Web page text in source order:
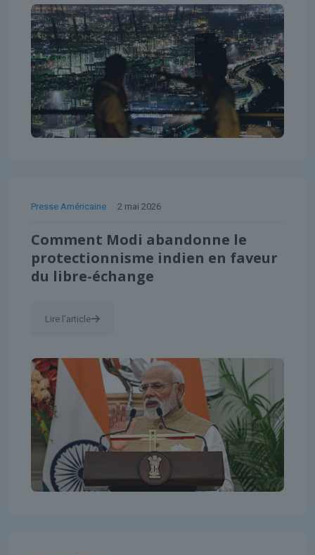
Presse Américaine 2 mai 2026
Comment Modi abandonne le
protectionnisme indien en faveur
du libre-échange
Lire l'article